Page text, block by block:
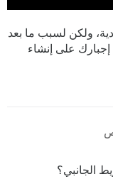
ولكن لسبب ما بعد
إجبارك على إنشاء
الجانبي؟